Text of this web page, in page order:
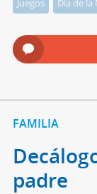
Juegos Día de la
FAMILIA
padre